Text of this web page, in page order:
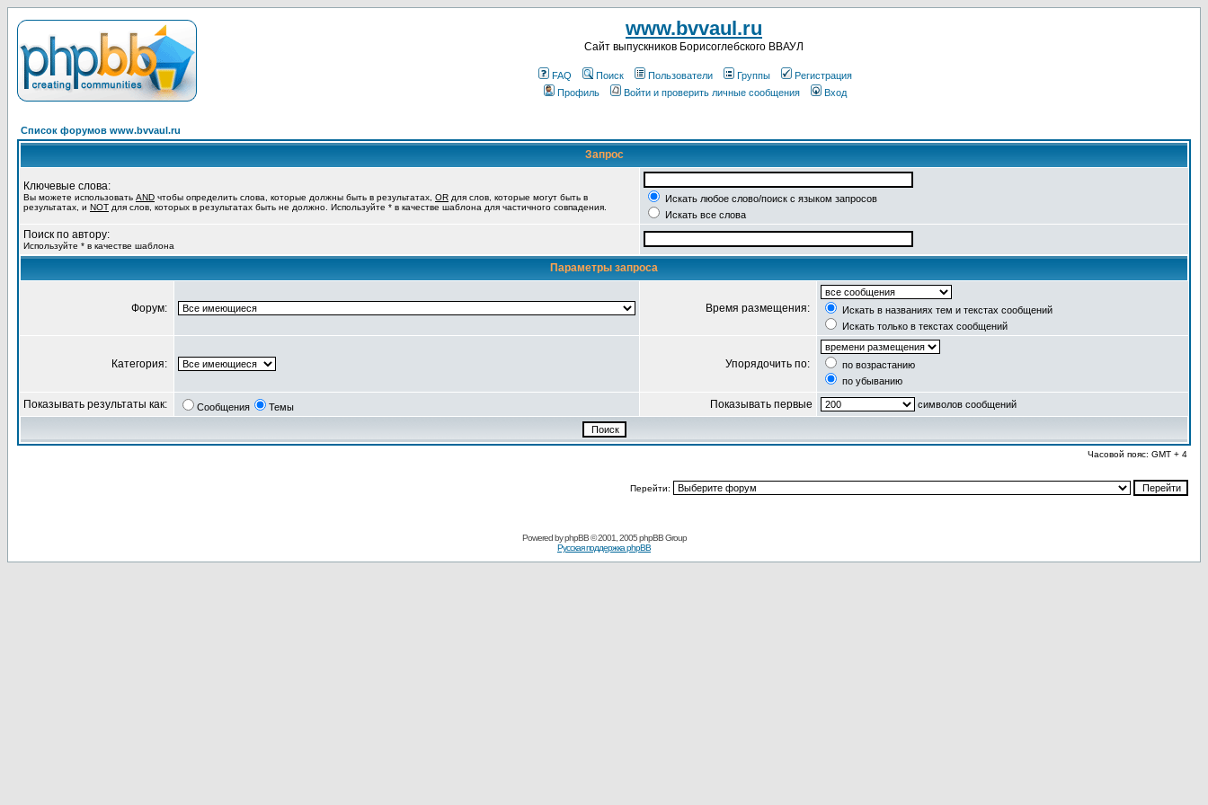
www.bvvaul.ru
Cайт выпускников Борисоглебского ВВАУЛ
FAQ Поиск Пользователи Группы
Регистрация
Профиль
Войти и проверить личные сообщения Вход
Список форумов www.bvvaul.ru
Запрос
Ключевые слова:
Вы можете использовать AND чтобы определить слова, которые должны быть в результатах, OR для слов, которые могут быть в
результатах, и NOT для слов, которых в результатах быть не должно. Используйте * в качестве шаблона для частичного совпадения.
Искать любое слово/поиск с языком запросов
Искать все слова
Поиск по автору:
Используйте * в качестве шаблона
Параметры запроса
Форум: Время размещения:
Искать в названиях тем и текстах сообщений
Искать только в текстах сообщений
Категория: Упорядочить по:
по возрастанию
по убыванию
Показывать результаты как: Сообщения Темы Показывать первые символов сообщений
Часовой пояс: GMT + 4
Перейти:
Powered byphpBB© 2001, 2005 phpBB Group
Русская поддержка phpBB